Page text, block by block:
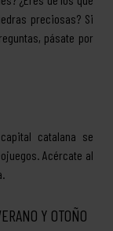
preciosas? Si
pásate por
catalana se
Acércate al
Y OTOÑO